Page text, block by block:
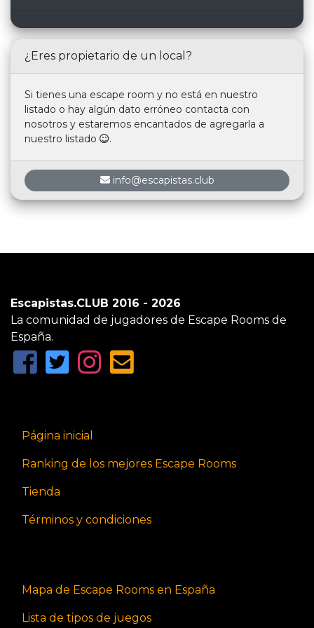
¿Eres propietario de un local?
Si tienes una escape room y no está en nuestro
listado o hay algún dato erróneo contacta con
nosotros y estaremos encantados de agregarla a
nuestro listado
.
info@escapistas.club
Escapistas.CLUB 2016 - 2026
La comunidad de jugadores de Escape Rooms de
España.
Página inicial
Ranking de los mejores Escape Rooms
Tienda
Términos y condiciones
Mapa de Escape Rooms en España
Lista de tipos de juegos